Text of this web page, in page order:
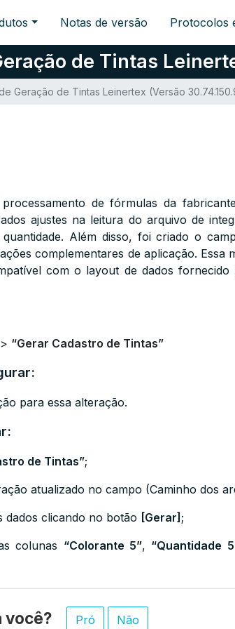
Notas de versão Protocolos
de Tintas
Geração de Tintas Leinertex (Versão
de fórmulas da
ajustes na leitura do arquivo de
Além disso, foi criado o
complementares de aplicação.
com o layout de dados
“Gerar Cadastro de Tintas”
para essa alteração.
de Tintas”;
atualizado no campo (Caminho dos
dados clicando no botão [Gerar] ;
colunas “Colorante 5”, “Quantidade
você? Pró Não